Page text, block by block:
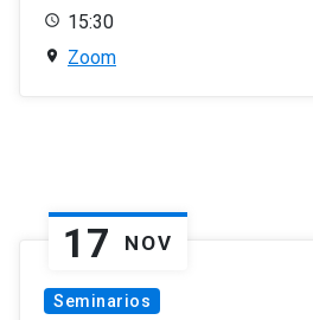
15:30
Zoom
17 NOV
Seminarios